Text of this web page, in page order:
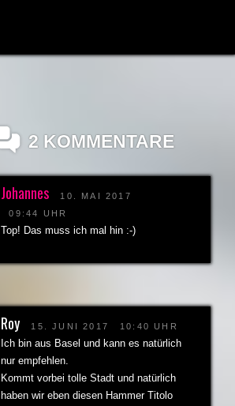
2 KOMMENTARE
Johannes
10. MAI 2017
09:44 UHR
Top! Das muss ich mal hin :-)
Roy 15. JUNI 2017 10:40 UHR
Ich bin aus Basel und kann es natürlich
nur empfehlen.
Kommt vorbei tolle Stadt und natürlich
haben wir eben diesen Hammer Titolo